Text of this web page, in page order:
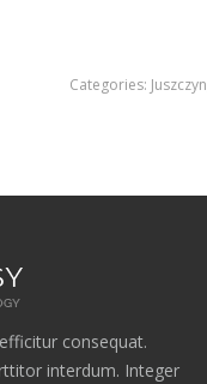
Categories: Juszczyn
consequat.
interdum. Integer